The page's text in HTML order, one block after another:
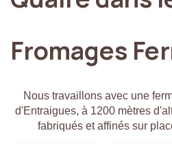
Fromages
Nous travaillons avec une
d'Entraigues, à 1200 mètres
fabriqués et affinés sur